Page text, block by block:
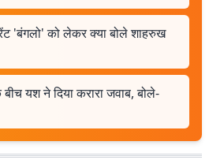
'बंगलो' को लेकर क्या बोले शाहरुख
यश ने दिया करारा जवाब, बोले-